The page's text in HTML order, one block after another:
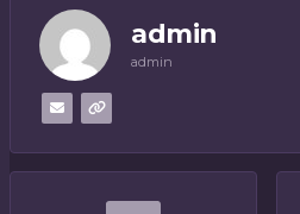
admin
admin